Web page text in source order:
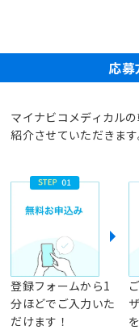
応募
マイナビコメディカル
紹介させていただきます
登録フォームから1
分ほどでご入力いた
だけます！